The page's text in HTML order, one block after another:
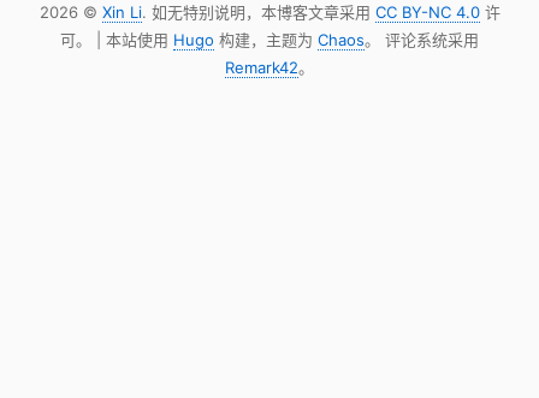
2026 © Xin Li. 如无特别说明，本博客文章采用 CC BY-NC 4.0许
可。 | 本站使用 Hugo 构建，主题为 Chaos。 评论系统采用
Remark42。